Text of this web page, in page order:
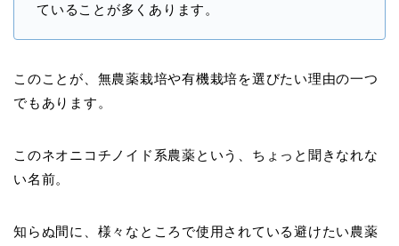
ていることが多くあります。
このことが、無農薬栽培や有機栽培を選びたい理由の一つ
でもあります。
このネオニコチノイド系農薬という、ちょっと聞きなれな
い名前。
知らぬ間に、様々なところで使用されている避けたい農薬